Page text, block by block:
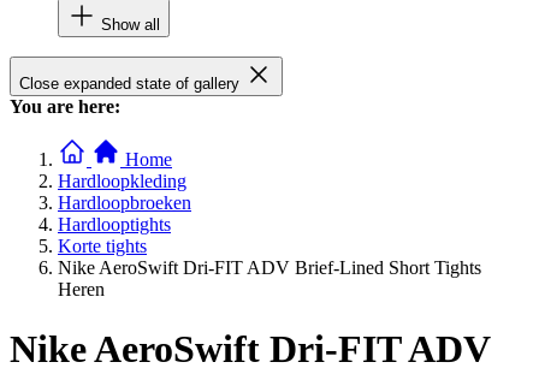
Show all
Close expanded state of gallery
You are here:
Home
Hardloopkleding
Hardloopbroeken
Hardlooptights
Korte tights
Nike AeroSwift Dri-FIT ADV Brief-Lined Short Tights
Heren
Nike AeroSwift Dri-FIT ADV